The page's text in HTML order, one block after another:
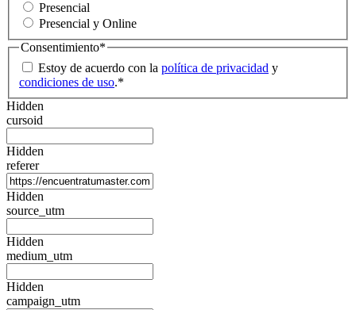
Presencial
Presencial y Online
Consentimiento*
Estoy de acuerdo con la política de privacidad y
condiciones de uso.*
Hidden
cursoid
Hidden
referer
Hidden
source_utm
Hidden
medium_utm
Hidden
campaign_utm